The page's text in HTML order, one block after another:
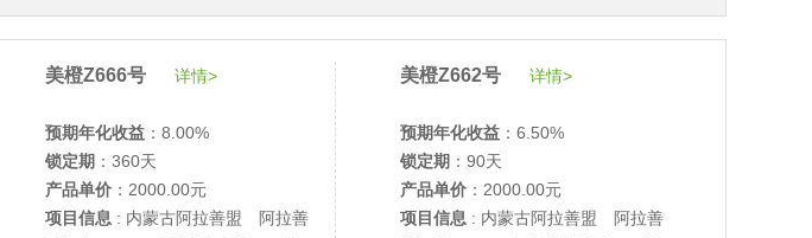
美橙Z666号 详情>
预期年化收益 ：8.00%
锁定期 ：360天
产品单价 ：2000.00元
项目信息 : 内蒙古阿拉善盟 阿拉善
美橙Z662号 详情>
预期年化收益 ：6.50%
锁定期 ：90天
产品单价 ：2000.00元
项目信息 : 内蒙古阿拉善盟 阿拉善